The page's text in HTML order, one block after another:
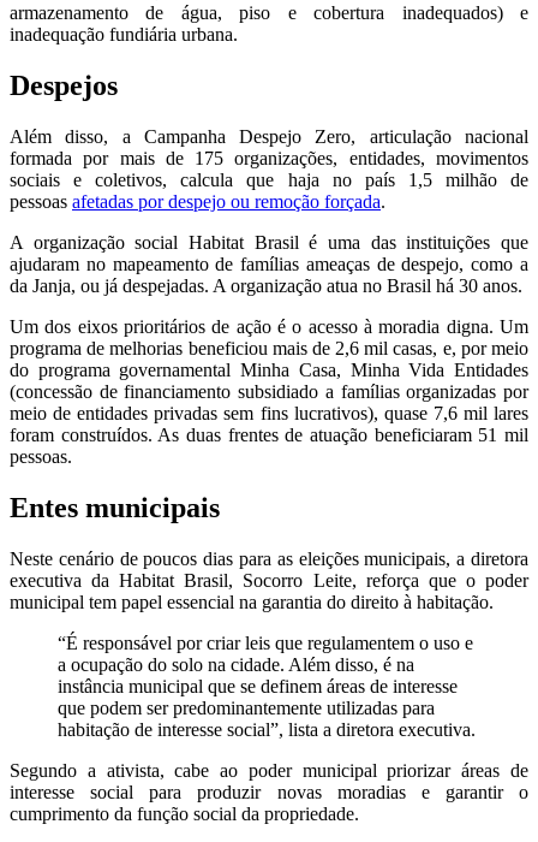
armazenamento de água, piso e cobertura inadequados) e
inadequação fundiária urbana.
Despejos
Além disso, a Campanha Despejo Zero, articulação nacional
formada por mais de 175 organizações, entidades, movimentos
sociais e coletivos, calcula que haja no país 1,5 milhão de
pessoas afetadas por despejo ou remoção forçada.
A organização social Habitat Brasil é uma das instituições que
ajudaram no mapeamento de famílias ameaças de despejo, como a
da Janja, ou já despejadas. A organização atua no Brasil há 30 anos.
Um dos eixos prioritários de ação é o acesso à moradia digna. Um
programa de melhorias beneficiou mais de 2,6 mil casas, e, por meio
do programa governamental Minha Casa, Minha Vida Entidades
(concessão de financiamento subsidiado a famílias organizadas por
meio de entidades privadas sem fins lucrativos), quase 7,6 mil lares
foram construídos. As duas frentes de atuação beneficiaram 51 mil
pessoas.
Entes municipais
Neste cenário de poucos dias para as eleições municipais, a diretora
executiva da Habitat Brasil, Socorro Leite, reforça que o poder
municipal tem papel essencial na garantia do direito à habitação.
“É responsável por criar leis que regulamentem o uso e
a ocupação do solo na cidade. Além disso, é na
instância municipal que se definem áreas de interesse
que podem ser predominantemente utilizadas para
habitação de interesse social”, lista a diretora executiva.
Segundo a ativista, cabe ao poder municipal priorizar áreas de
interesse social para produzir novas moradias e garantir o
cumprimento da função social da propriedade.